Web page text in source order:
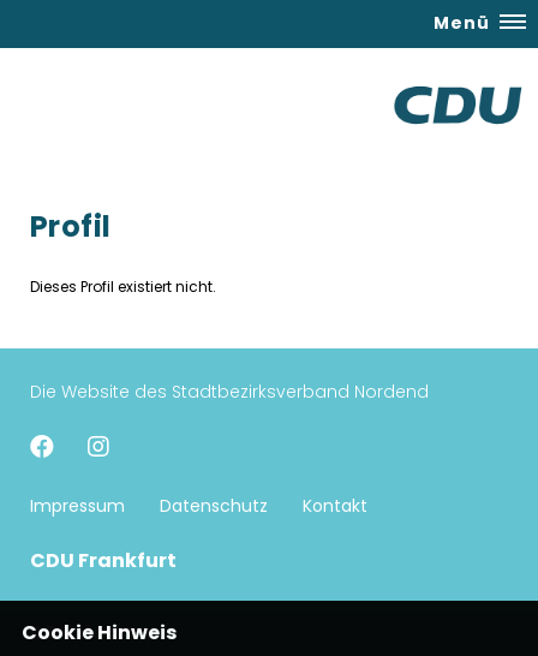
Menü
Profil
Dieses Profil existiert nicht.
Die Website des Stadtbezirksverband Nordend
Impressum Datenschutz Kontakt
CDU Frankfurt
CDU Hessen
Cookie Hinweis